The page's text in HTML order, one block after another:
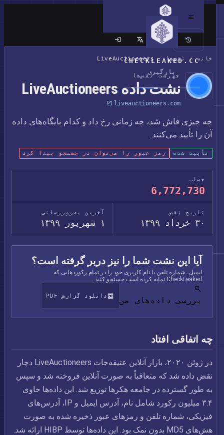
CHECKLEAKED.CC
بارگیری
سایت کلاسیک
خانه / نقض‌ها /
LiveAuctioneers
فهرست نقض‌ها
نشت داده LiveAuctioneers
liveauctioneers.com
چه چیزی فاش شد، چه زمانی رخ داد و کدام پایگاه‌های داده
آن را تأیید می‌کنند.
تأیید شده رمز عبور را می‌توان در جستجو پیدا کرد
حساب
6,772,730
تاریخ نقض آخرین به‌روزرسانی
آیا این نشت شما را نیز دربر گرفته است؟
ایمیل، شماره تلفن یا نام کاربری خود را در تمام رکوردهایی که
CheckLeaked نمایه کرده است جستجو کنید.
بررسی داده‌های من دانلود گزارش PDF
چه اتفاقی افتاد
در ژوئن ۲۰۲۰، بازار آنلاین عتیقه‌جات LiveAuctioneers دچار
نقض داده شد که متعاقباً به صورت آنلاین فروخته شد و سپس
به طور گسترده در جامعه هکرها توزیع شد. این داده‌ها حاوی
۳.۴ میلیون رکورد شامل نام، آدرس ایمیل و IP، آدرس‌های
فیزیکی، شماره تلفن و رمزهای عبور ذخیره شده به صورت
هش‌های MD5 بدون نمک بود. این داده‌ها توسط HIBP ارائه شد.